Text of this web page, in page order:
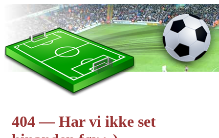
404 — Har vi ikke set